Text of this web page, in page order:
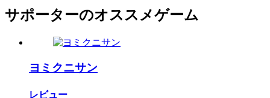
サポーターのオススメゲーム
ヨミクニサン
レビュー